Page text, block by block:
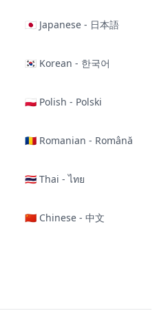
🇯🇵 Japanese - 日本語
🇰🇷 Korean - 한국어
🇵🇱 Polish - Polski
🇷🇴 Romanian - Română
🇹🇭 Thai - ไทย
🇨🇳 Chinese - 中文